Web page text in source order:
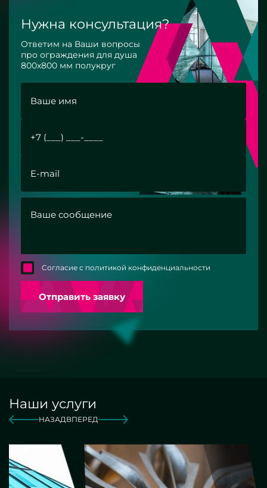
Нужна консультация?
Ответим на Ваши вопросы
про ограждения для душа
800х800 мм полукруг
Согласие с политикой конфиденциальности
Отправить заявку
Наши услуги
НАЗАДВПЕРЕД